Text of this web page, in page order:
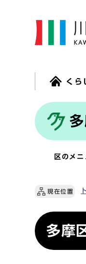
くら
区のメニ
現在位置
多摩